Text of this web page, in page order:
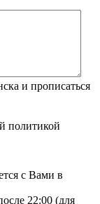
и прописаться
политикой
с Вами в
22:00 (для